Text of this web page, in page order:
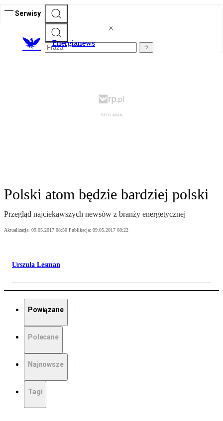
Serwisy
Energianews
Polski atom będzie bardziej polski
Przegląd najciekawszych newsów z branży energetycznej
Aktualizacja: 09.05.2017 08:50 Publikacja: 09.05.2017 08:22
Urszula Lesman
Powiązane
Polecane
Najnowsze
Tagi